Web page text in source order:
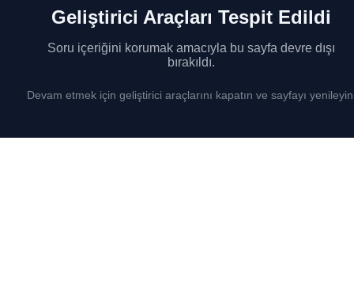
Geliştirici Araçları Tespit Edildi
Soru içeriğini korumak amacıyla bu sayfa devre dışı
bırakıldı.
Devam etmek için geliştirici araçlarını kapatın ve sayfayı